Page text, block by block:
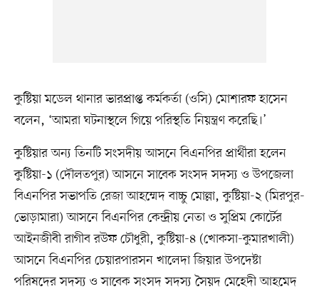
কুষ্টিয়া মডেল থানার ভারপ্রাপ্ত কর্মকর্তা (ওসি) মোশারফ হাসেন
বলেন, ‘আমরা ঘটনাস্থলে গিয়ে পরিস্থতি নিয়ন্ত্রণ করেছি।’
কুষ্টিয়ার অন্য তিনটি সংসদীয় আসনে বিএনপির প্রার্থীরা হলেন
কুষ্টিয়া-১ (দৌলতপুর) আসনে সাবেক সংসদ সদস্য ও উপজেলা
বিএনপির সভাপতি রেজা আহম্মেদ বাচ্চু মোল্লা, কুষ্টিয়া-২ (মিরপুর-
ভোড়ামারা) আসনে বিএনপির কেন্দ্রীয় নেতা ও সুপ্রিম কোর্টের
আইনজীবী রাগীব রউফ চৌধুরী, কুষ্টিয়া-৪ (খোকসা-কুমারখালী)
আসনে বিএনপির চেয়ারপারসন খালেদা জিয়ার উপদেষ্টা
পরিষদের সদস্য ও সাবেক সংসদ সদস্য সৈয়দ মেহেদী আহমেদ